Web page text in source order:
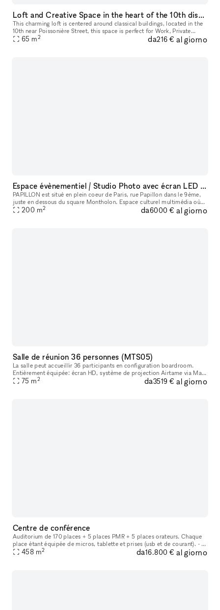
Loft and Creative Space in the heart of the 10th district
This charming loft is centered around classical buildings, located in the
10th near Poissonière Street, this space is perfect for Work, Private
Events, Fashion Week. The space boasts a quaint entryw
65 m2 da216 € al giorno
Espace évènementiel / Studio Photo avec écran LED immersif géant et système son Audiophile Paris 9ème
PAPILLON est situé en plein coeur de Paris, rue Papillon dans le 9ème,
juste en dessous du square Montholon. Espace culturel multimédia où
musique, images, mode, technologies et performances artist
200 m2 da6000 € al giorno
Salle de réunion 36 personnes (MTS05)
La salle peut accueillir 36 participants en configuration boardroom.
Entièrement équipée: écran HD, système de projection Airtame via Mac
ou Pc, Wifi et Whiteboard.
75 m2 da3519 € al giorno
Centre de conférence
Auditorium de 170 places + 5 places PMR + 5 places orateurs. Chaque
place étant équipée de micros, tablette et prises (usb et de courant). - 5
salles de sous-commission : MTS02: 8 personnes en boar
458 m2 da16.800 € al giorno